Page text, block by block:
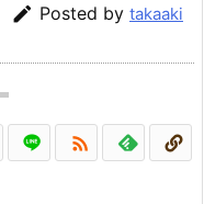
 Posted by takaaki
